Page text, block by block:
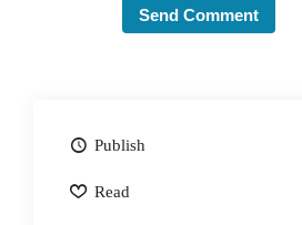
Publish
Read